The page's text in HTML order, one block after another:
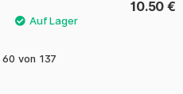
10.50 €
60 von 137